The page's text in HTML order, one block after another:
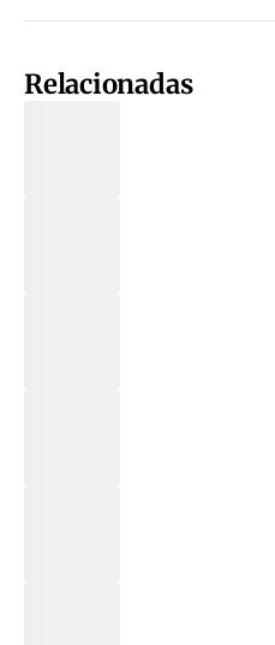
Relacionadas